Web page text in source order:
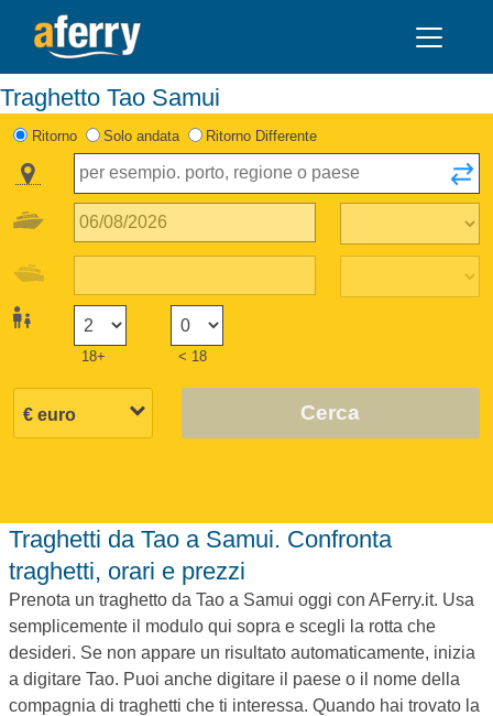
Traghetto Tao Samui
Ritorno Solo andata Ritorno Differente
18+ < 18
Cerca
Traghetti da Tao a Samui. Confronta
traghetti, orari e prezzi
Prenota un traghetto da Tao a Samui oggi con AFerry.it. Usa
semplicemente il modulo qui sopra e scegli la rotta che
desideri. Se non appare un risultato automaticamente, inizia
a digitare Tao. Puoi anche digitare il paese o il nome della
compagnia di traghetti che ti interessa. Quando hai trovato la